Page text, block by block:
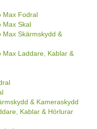
Max Fodral
Max Skal
Max Skärmskydd &
Max Laddare, Kablar &
& Kameraskydd
Kablar & Hörlurar